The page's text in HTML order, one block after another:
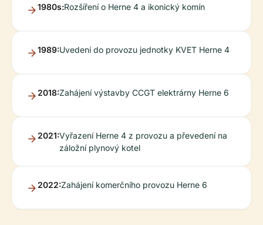
1980s:Rozšíření o Herne 4 a ikonický komín
1989:Uvedení do provozu jednotky KVET Herne 4
2018:Zahájení výstavby CCGT elektrárny Herne 6
2021:Vyřazení Herne 4 z provozu a převedení na
záložní plynový kotel
2022:Zahájení komerčního provozu Herne 6